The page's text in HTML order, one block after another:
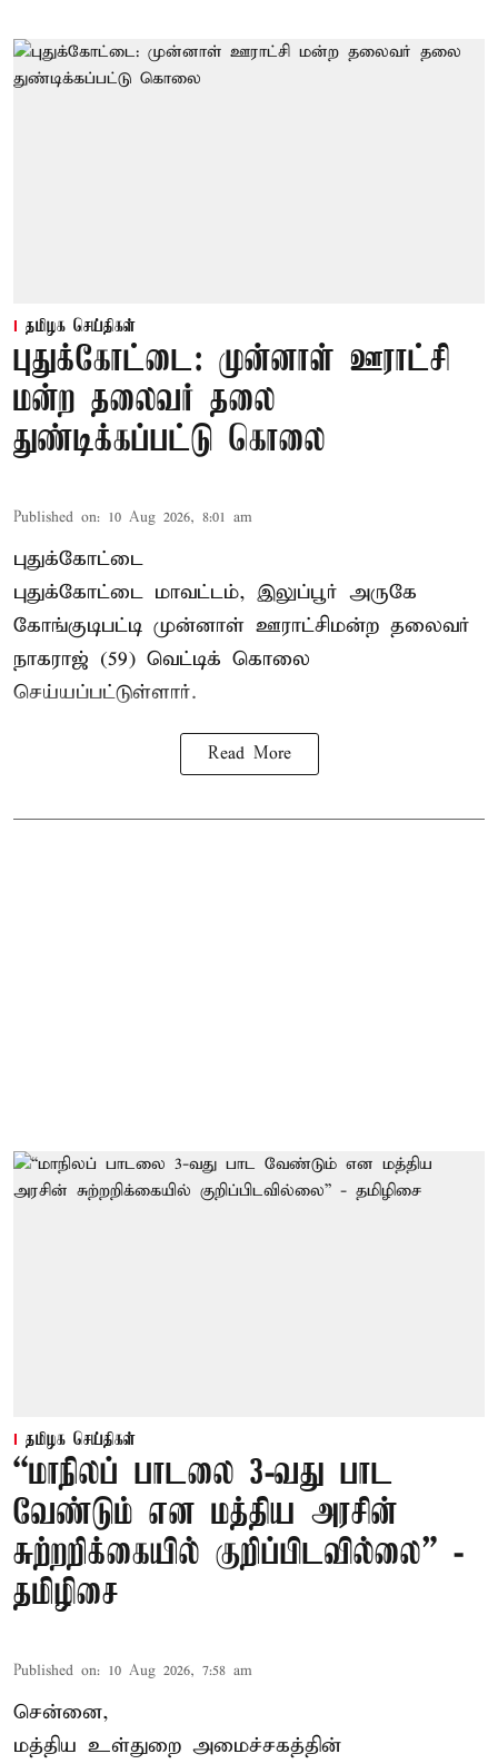
தமிழக செய்திகள்
புதுக்கோட்டை: முன்னாள் ஊராட்சி
மன்ற தலைவர் தலை
துண்டிக்கப்பட்டு கொலை
Published on: 10 Aug 2026, 8:01 am
புதுக்கோட்டை
புதுக்கோட்டை மாவட்டம், இலுப்பூர் அருகே
கோங்குடிபட்டி முன்னாள் ஊராட்சிமன்ற தலைவர்
நாகராஜ் (59) வெட்டிக் கொலை
செய்யப்பட்டுள்ளார்.
Read More
தமிழக செய்திகள்
“மாநிலப் பாடலை 3-வது பாட
வேண்டும் என மத்திய அரசின்
சுற்றறிக்கையில் குறிப்பிடவில்லை” -
தமிழிசை
Published on: 10 Aug 2026, 7:58 am
சென்னை,
மத்திய உள்துறை அமைச்சகத்தின்